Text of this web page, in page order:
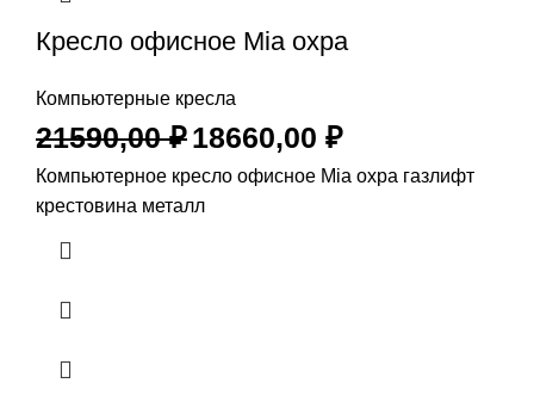
Кресло офисное Mia охра
Компьютерные кресла
21590,00₽18660,00 ₽
Компьютерное кресло офисное Mia охра газлифт
крестовина металл